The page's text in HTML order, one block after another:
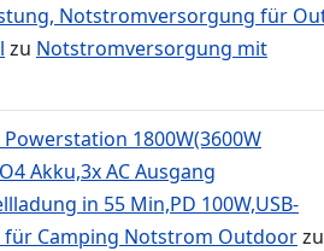
Notstromversorgung für
zu Notstromversorgung mit
Powerstation 1800W(3600W
Akku,3x AC Ausgang
in 55 Min,PD 100W,USB-
für Camping Notstrom Outdoorzu